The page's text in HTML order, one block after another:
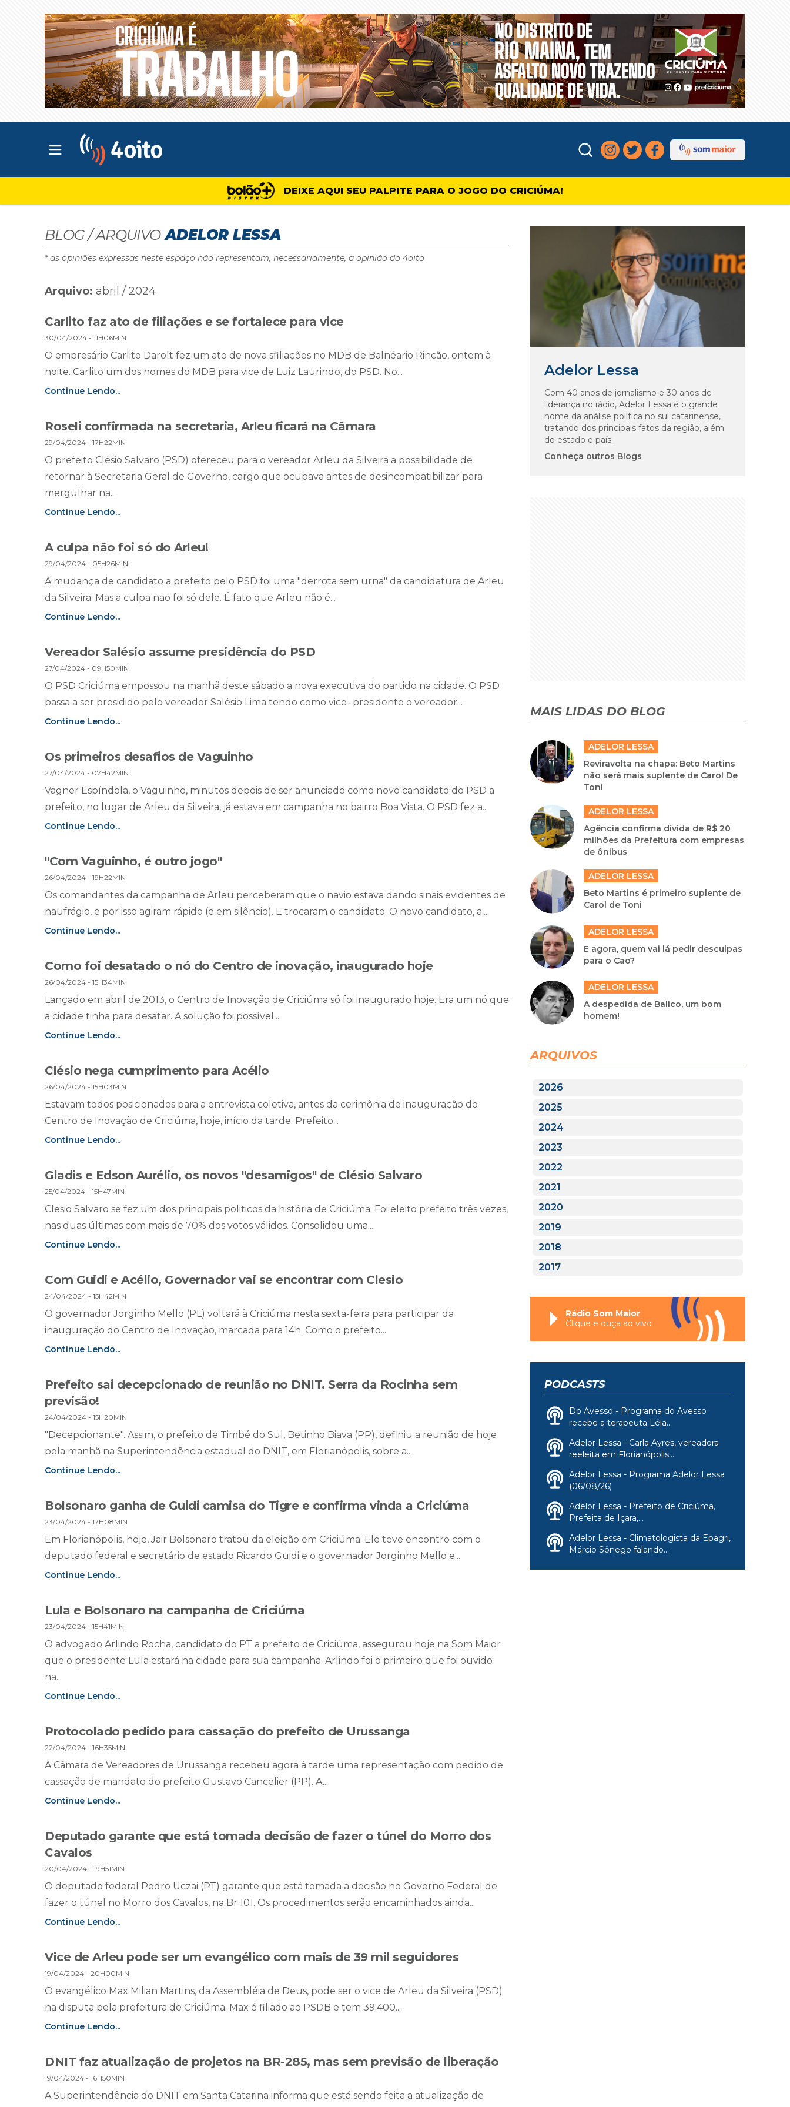
Abrir menu principal
DEIXE AQUI SEU PALPITE PARA O JOGO DO CRICIÚMA!
BLOG / ARQUIVO ADELOR LESSA
* as opiniões expressas neste espaço não representam, necessariamente, a opinião do 4oito
Arquivo: abril / 2024
Carlito faz ato de filiações e se fortalece para vice
30/04/2024 - 11H06MIN
O empresário Carlito Darolt fez um ato de nova sfiliações no MDB de Balnéario Rincão, ontem à
noite. Carlito um dos nomes do MDB para vice de Luiz Laurindo, do PSD. No...
Continue Lendo...
Roseli confirmada na secretaria, Arleu ficará na Câmara
29/04/2024 - 17H22MIN
O prefeito Clésio Salvaro (PSD) ofereceu para o vereador Arleu da Silveira a possibilidade de
retornar à Secretaria Geral de Governo, cargo que ocupava antes de desincompatibilizar para
mergulhar na...
Continue Lendo...
A culpa não foi só do Arleu!
29/04/2024 - 05H26MIN
A mudança de candidato a prefeito pelo PSD foi uma "derrota sem urna" da candidatura de Arleu
da Silveira. Mas a culpa nao foi só dele. É fato que Arleu não é...
Continue Lendo...
Vereador Salésio assume presidência do PSD
27/04/2024 - 09H50MIN
O PSD Criciúma empossou na manhã deste sábado a nova executiva do partido na cidade. O PSD
passa a ser presidido pelo vereador Salésio Lima tendo como vice- presidente o vereador...
Continue Lendo...
Os primeiros desafios de Vaguinho
27/04/2024 - 07H42MIN
Vagner Espíndola, o Vaguinho, minutos depois de ser anunciado como novo candidato do PSD a
prefeito, no lugar de Arleu da Silveira, já estava em campanha no bairro Boa Vista. O PSD fez a...
Continue Lendo...
"Com Vaguinho, é outro jogo"
26/04/2024 - 19H22MIN
Os comandantes da campanha de Arleu perceberam que o navio estava dando sinais evidentes de
naufrágio, e por isso agiram rápido (e em silêncio). E trocaram o candidato. O novo candidato, a...
Continue Lendo...
Como foi desatado o nó do Centro de inovação, inaugurado hoje
26/04/2024 - 15H34MIN
Lançado em abril de 2013, o Centro de Inovação de Criciúma só foi inaugurado hoje. Era um nó que
a cidade tinha para desatar. A solução foi possível...
Continue Lendo...
Clésio nega cumprimento para Acélio
26/04/2024 - 15H03MIN
Estavam todos posicionados para a entrevista coletiva, antes da cerimônia de inauguração do
Centro de Inovação de Criciúma, hoje, início da tarde. Prefeito...
Continue Lendo...
Gladis e Edson Aurélio, os novos "desamigos" de Clésio Salvaro
25/04/2024 - 15H47MIN
Clesio Salvaro se fez um dos principais politicos da história de Criciúma. Foi eleito prefeito três vezes,
nas duas últimas com mais de 70% dos votos válidos. Consolidou uma...
Continue Lendo...
Com Guidi e Acélio, Governador vai se encontrar com Clesio
24/04/2024 - 15H42MIN
O governador Jorginho Mello (PL) voltará à Criciúma nesta sexta-feira para participar da
inauguração do Centro de Inovação, marcada para 14h. Como o prefeito...
Continue Lendo...
Prefeito sai decepcionado de reunião no DNIT. Serra da Rocinha sem
previsão!
24/04/2024 - 15H20MIN
"Decepcionante". Assim, o prefeito de Timbé do Sul, Betinho Biava (PP), definiu a reunião de hoje
pela manhã na Superintendência estadual do DNIT, em Florianópolis, sobre a...
Continue Lendo...
Bolsonaro ganha de Guidi camisa do Tigre e confirma vinda a Criciúma
23/04/2024 - 17H08MIN
Em Florianópolis, hoje, Jair Bolsonaro tratou da eleição em Criciúma. Ele teve encontro com o
deputado federal e secretário de estado Ricardo Guidi e o governador Jorginho Mello e...
Continue Lendo...
Lula e Bolsonaro na campanha de Criciúma
23/04/2024 - 15H41MIN
O advogado Arlindo Rocha, candidato do PT a prefeito de Criciúma, assegurou hoje na Som Maior
que o presidente Lula estará na cidade para sua campanha. Arlindo foi o primeiro que foi ouvido
na...
Continue Lendo...
Protocolado pedido para cassação do prefeito de Urussanga
22/04/2024 - 16H35MIN
A Câmara de Vereadores de Urussanga recebeu agora à tarde uma representação com pedido de
cassação de mandato do prefeito Gustavo Cancelier (PP). A...
Continue Lendo...
Deputado garante que está tomada decisão de fazer o túnel do Morro dos
Cavalos
20/04/2024 - 19H51MIN
O deputado federal Pedro Uczai (PT) garante que está tomada a decisão no Governo Federal de
fazer o túnel no Morro dos Cavalos, na Br 101. Os procedimentos serão encaminhados ainda...
Continue Lendo...
Vice de Arleu pode ser um evangélico com mais de 39 mil seguidores
19/04/2024 - 20H00MIN
O evangélico Max Milian Martins, da Assembléia de Deus, pode ser o vice de Arleu da Silveira (PSD)
na disputa pela prefeitura de Criciúma. Max é filiado ao PSDB e tem 39.400...
Continue Lendo...
DNIT faz atualização de projetos na BR-285, mas sem previsão de liberação
19/04/2024 - 16H50MIN
A Superintendência do DNIT em Santa Catarina informa que está sendo feita a atualização de
Adelor Lessa
Com 40 anos de jornalismo e 30 anos de
liderança no rádio, Adelor Lessa é o grande
nome da análise política no sul catarinense,
tratando dos principais fatos da região, além
do estado e país.
Conheça outros Blogs
MAIS LIDAS DO BLOG
ADELOR LESSA
Reviravolta na chapa: Beto Martins
não será mais suplente de Carol De
Toni
ADELOR LESSA
Agência confirma dívida de R$ 20
milhões da Prefeitura com empresas
de ônibus
ADELOR LESSA
Beto Martins é primeiro suplente de
Carol de Toni
ADELOR LESSA
E agora, quem vai lá pedir desculpas
para o Cao?
ADELOR LESSA
A despedida de Balico, um bom
homem!
ARQUIVOS
2026
2025
2024
2023
2022
2021
2020
2019
2018
2017
Rádio Som Maior
Clique e ouça ao vivo
PODCASTS
Do Avesso - Programa do Avesso
recebe a terapeuta Léia...
Adelor Lessa - Carla Ayres, vereadora
reeleita em Florianópolis...
Adelor Lessa - Programa Adelor Lessa
(06/08/26)
Adelor Lessa - Prefeito de Criciúma,
Prefeita de Içara,...
Adelor Lessa - Climatologista da Epagri,
Márcio Sônego falando...